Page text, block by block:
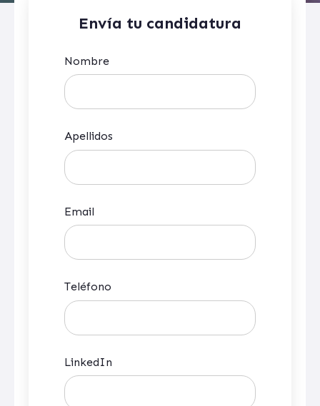
Envía tu candidatura
Nombre
Apellidos
Email
Teléfono
LinkedIn